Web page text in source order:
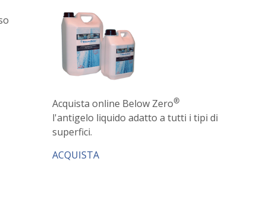
Acquista online Below Zero®
l'antigelo liquido adatto a tutti i tipi di
superfici.
ACQUISTA